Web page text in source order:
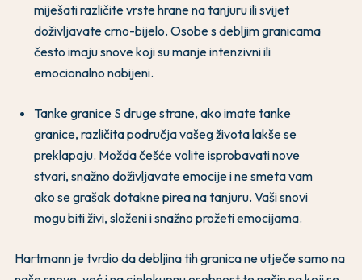
miješati različite vrste hrane na tanjuru ili svijet
doživljavate crno-bijelo. Osobe s debljim granicama
često imaju snove koji su manje intenzivni ili
emocionalno nabijeni.
Tanke granice S druge strane, ako imate tanke
granice, različita područja vašeg života lakše se
preklapaju. Možda češće volite isprobavati nove
stvari, snažno doživljavate emocije i ne smeta vam
ako se grašak dotakne pirea na tanjuru. Vaši snovi
mogu biti živi, složeni i snažno prožeti emocijama.
Hartmann je tvrdio da debljina tih granica ne utječe samo na